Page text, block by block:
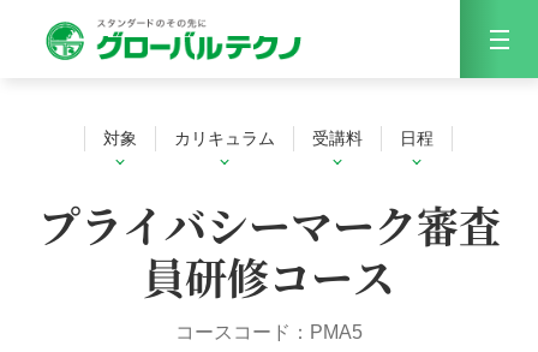
Menu
対象 カリキュラム 受講料 日程
プライバシーマーク審査
員研修コース
コースコード：PMA5